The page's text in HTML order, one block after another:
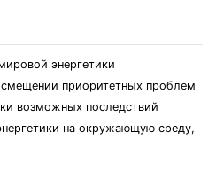
энергетики
приоритетных проблем
возможных последствий
на окружающую среду,